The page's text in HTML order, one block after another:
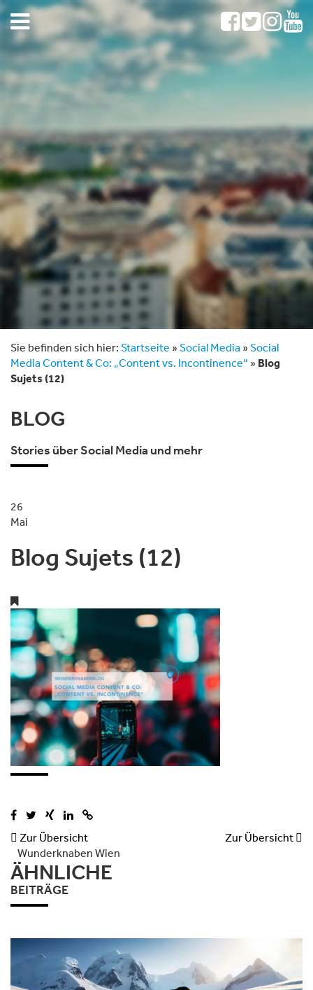
Sie befinden sich hier: Startseite » Social Media » Social
Media Content & Co: „Content vs. Incontinence“ » Blog
Sujets (12)
BLOG
Stories über Social Media und mehr
26
Mai
Blog Sujets (12)
 Zur Übersicht Zur Übersicht 
Wunderknaben Wien
ÄHNLICHE
BEITRÄGE